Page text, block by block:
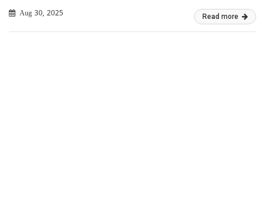
Aug 30, 2025 Read more